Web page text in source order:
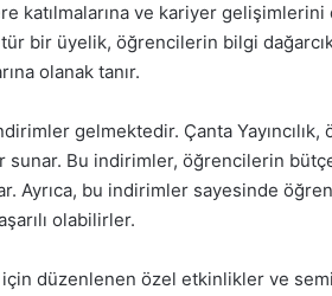
katılmalarına ve kariyer
tür bir üyelik, öğrencilerin bilgi
olanak tanır.
gelmektedir. Çanta
sunar. Bu indirimler, öğrencilerin
Ayrıca, bu indirimler sayesinde
olabilirler.
düzenlenen özel etkinlikler ve